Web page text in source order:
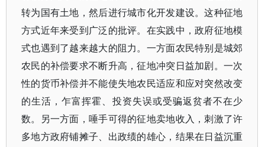
转为国有土地，然后进行城市化开发建设。这种征地
方式近年来受到广泛的批评。在实践中，政府征地模
式也遇到了越来越大的阻力。一方面农民特别是城郊
农民的补偿要求不断升高，征地冲突日益加剧。一次
性的货币补偿并不能使失地农民适应和应对突然改变
的生活，乍富挥霍、投资失误或受骗返贫者不在少
数。另一方面，唾手可得的征地卖地收入，刺激了许
多地方政府铺摊子、出政绩的雄心，结果在日益沉重